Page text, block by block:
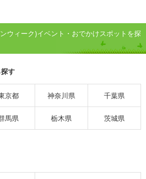
ウィーク)イベント・おでかけスポットを探
す
京都 神奈川県 千葉県
馬県 栃木県 茨城県